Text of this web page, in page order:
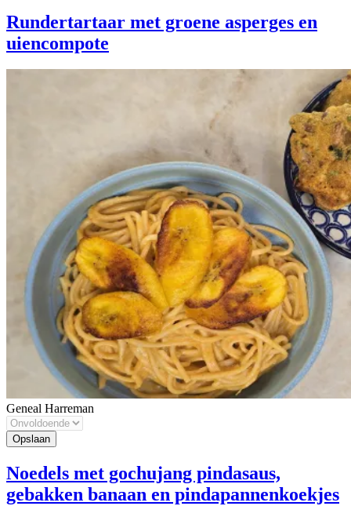
Rundertartaar met groene asperges en
uiencompote
Geneal Harreman
Noedels met gochujang pindasaus,
gebakken banaan en pindapannenkoekjes